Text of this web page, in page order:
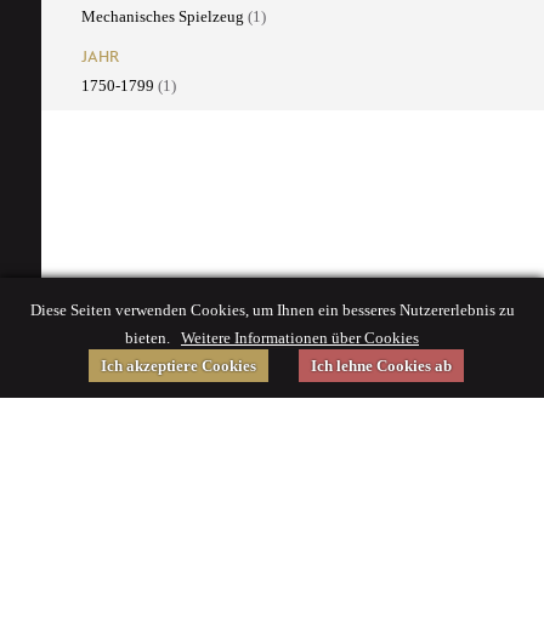
Mechanisches Spielzeug (1)
JAHR
1750-1799 (1)
Diese Seiten verwenden Cookies, um Ihnen ein besseres Nutzererlebnis zu
bieten. Weitere Informationen über Cookies
Ich akzeptiere Cookies
Ich lehne Cookies ab